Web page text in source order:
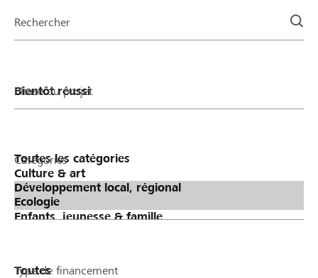
la
Rechercher
Phase du projet
Catégories
Type de financement